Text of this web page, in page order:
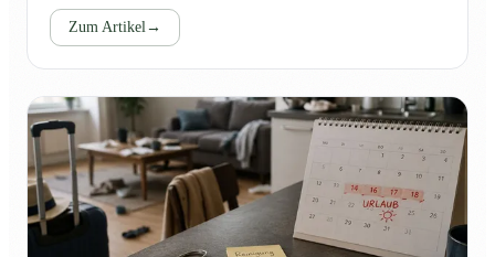
Zum Artikel→